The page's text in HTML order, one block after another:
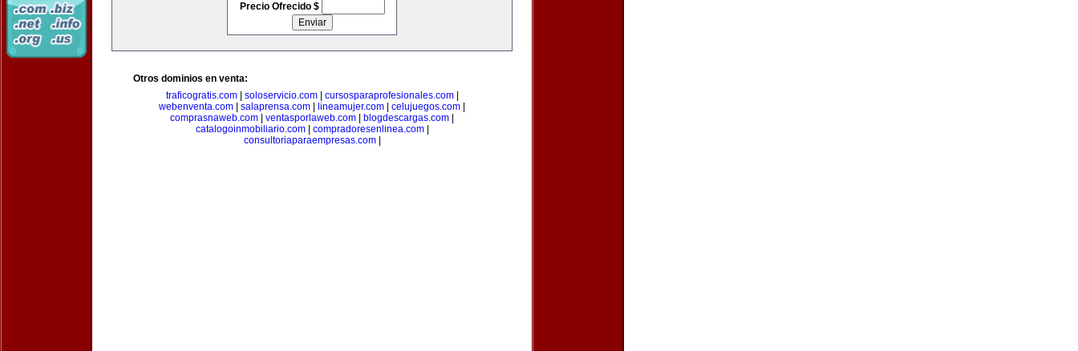
Precio Ofrecido $
Otros dominios en venta:
traficogratis.com| soloservicio.com| cursosparaprofesionales.com|
webenventa.com
salaprensa.com lineamujer.com celujuegos.com
comprasnaweb.com
ventasporlaweb.com blogdescargas.com
catalogoinmobiliario.com| compradoresenlinea.com|
consultoriaparaempresas.com|